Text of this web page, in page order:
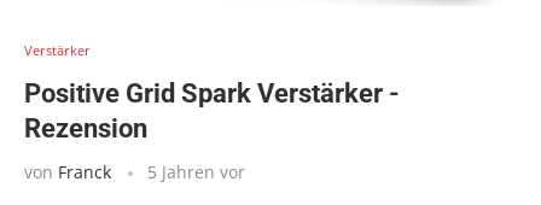
Verstärker
Positive Grid Spark Verstärker -
Rezension
von Franck 5 Jahren vor